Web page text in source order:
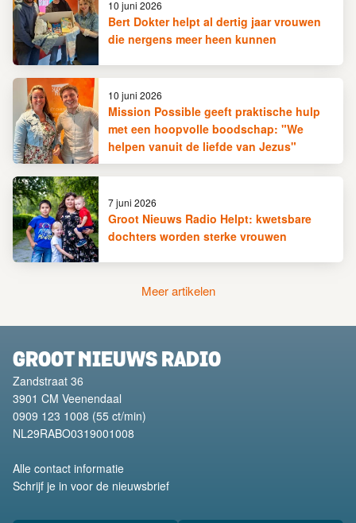
Bert Dokter helpt al dertig jaar vrouwen
die nergens meer heen kunnen
10 juni 2026
Mission Possible geeft praktische hulp
met een hoopvolle boodschap: "We
helpen vanuit de liefde van Jezus"
10 juni 2026
Groot Nieuws Radio Helpt: kwetsbare
dochters worden sterke vrouwen
7 juni 2026
Meer artikelen
GROOT NIEUWS RADIO
Zandstraat 36
3901 CM Veenendaal
0909 123 1008 (55 ct/min)
NL29RABO0319001008
Alle contact informatie
Schrijf je in voor de nieuwsbrief